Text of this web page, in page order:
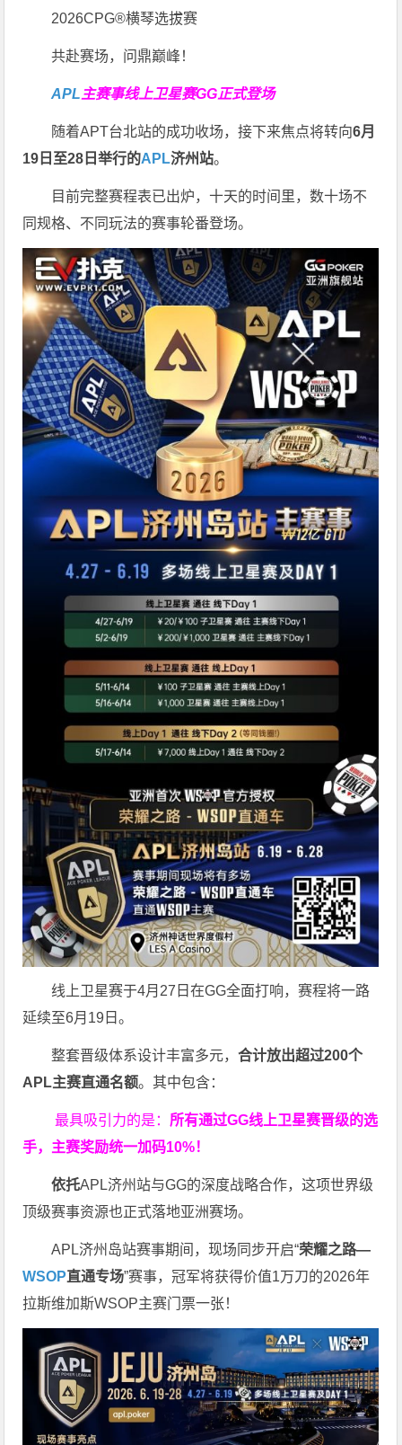
2026CPG®横琴选拔赛
共赴赛场，问鼎巅峰！
APL 主赛事线上卫星赛GG正式登场
随着APT台北站的成功收场，接下来焦点将转向6月
19 日至28 日举行的APL济州站。
目前完整赛程表已出炉，十天的时间里，数十场不
同规格、不同玩法的赛事轮番登场。
线上卫星赛于4月27日在GG全面打响，赛程将一路
延续至6月19日。
整套晋级体系设计丰富多元，合计放出超过200个
APL主赛直通名额。其中包含：
最具吸引力的是： 所有通过GG线上卫星赛晋级的选
手，主赛奖励统一加码10%！
依托APL济州站与GG的深度战略合作，这项世界级
顶级赛事资源也正式落地亚洲赛场。
APL济州岛站赛事期间，现场同步开启“荣耀之路—
WSOP直通专场”赛事，冠军将获得价值1万刀的2026年
拉斯维加斯WSOP主赛门票一张！